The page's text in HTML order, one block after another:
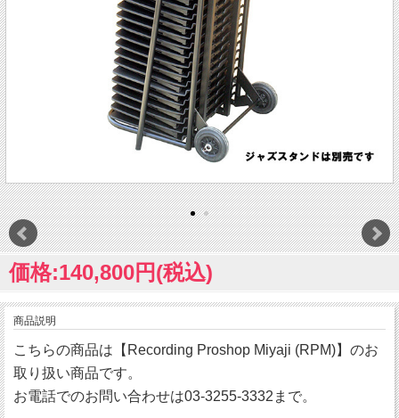
価格:140,800円(税込)
商品説明
こちらの商品は【Recording Proshop Miyaji (RPM)】のお
取り扱い商品です。
お電話でのお問い合わせは03-3255-3332まで。